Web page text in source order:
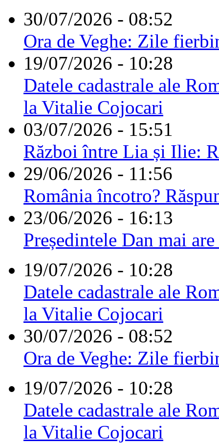
30/07/2026 - 08:52
Ora de Veghe: Zile
19/07/2026 - 10:28
Datele cadastrale ale
la Vitalie Cojocari
03/07/2026 - 15:51
Război între Lia și Ilie:
29/06/2026 - 11:56
România încotro?
23/06/2026 - 16:13
Președintele Dan mai
19/07/2026 - 10:28
Datele cadastrale ale
la Vitalie Cojocari
30/07/2026 - 08:52
Ora de Veghe: Zile
19/07/2026 - 10:28
Datele cadastrale ale
la Vitalie Cojocari